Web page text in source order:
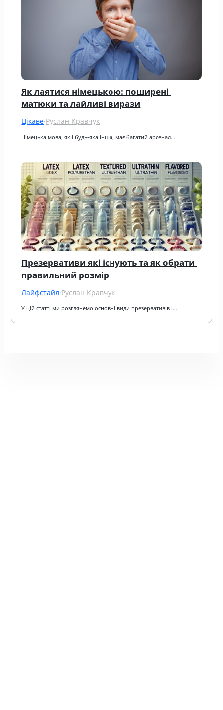
Як лаятися німецькою: поширені
матюки та лайливі вирази
Цікаве·Руслан Кравчук
Німецька мова, як і будь-яка інша, має багатий арсенал…
Презервативи які існують та як обрати
правильний розмір
Лайфстайл·Руслан Кравчук
У цій статті ми розглянемо основні види презервативів і…